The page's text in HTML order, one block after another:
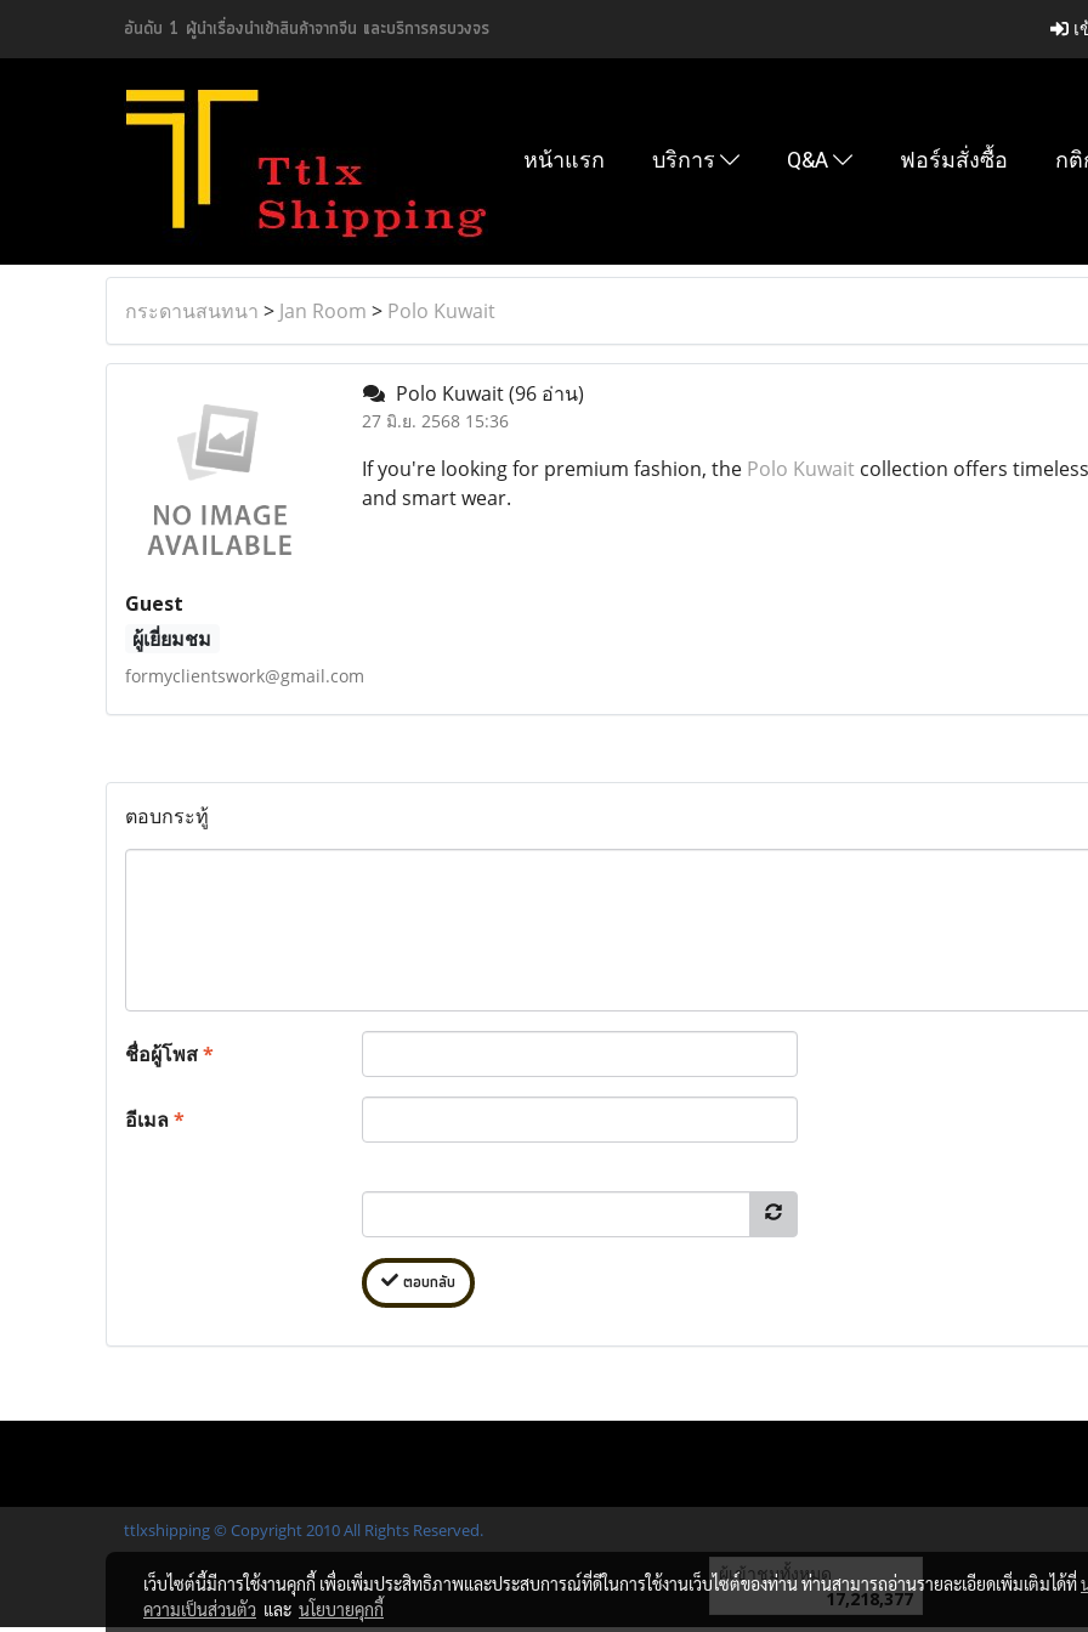
อันดับ 1 ผู้นำเรื่องนำเข้าสินค้าจากจีน และบริการครบวงจร เ
หน้าแรก บริการ Q&A ฟอร์มสั่งซื้อ กติ
กระดานสนทนา > Jan Room > Polo Kuwait
Guest
ผู้เยี่ยมชม
formyclientswork@gmail.com
Polo Kuwait(96 อ่าน)
27 มิ.ย. 2568 15:36
If you're looking for premium fashion, the Polo Kuwaitcollection offers
and smart wear.
ตอบกระทู้
ชื่อผู้โพส*
อีเมล*
ตอบกลับ
ttlxshipping © Copyright 2010 All Rights Reserved.
ผู้เข้าชมทั้งหมด
17,218,377
เว็บไซต์นี้มีการใช้งานคุกกี้ เพื่อเพิ่มประสิทธิภาพและประสบการณ์ที่ดีในการใช้งานเว็บไซต์ของท่าน ท่านสามารถอ่านรายละเอียดเพิ่มเติมได้ที่
ความเป็นส่วนตัว และ นโยบายคุกกี้